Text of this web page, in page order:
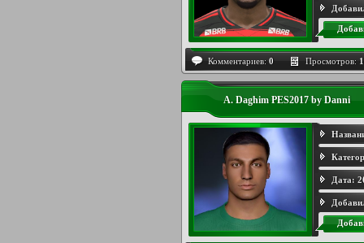
Комментариев: 0 Просмотров:
A. Daghim PES2017 by Danni
Дата: